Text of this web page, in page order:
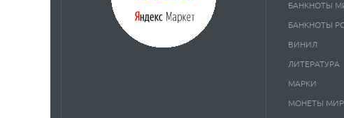
БАНКНОТЫ
БАНКНОТЫ
ВИНИЛ
ЛИТЕРАТУРА
МАРКИ
МОНЕТЫ